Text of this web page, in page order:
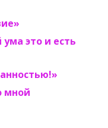
это и есть
мной